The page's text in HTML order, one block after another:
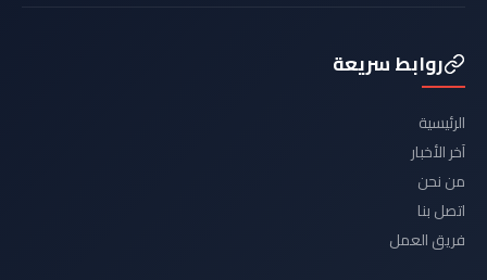
روابط سريعة
الرئيسية
آخر الأخبار
من نحن
اتصل بنا
فريق العمل